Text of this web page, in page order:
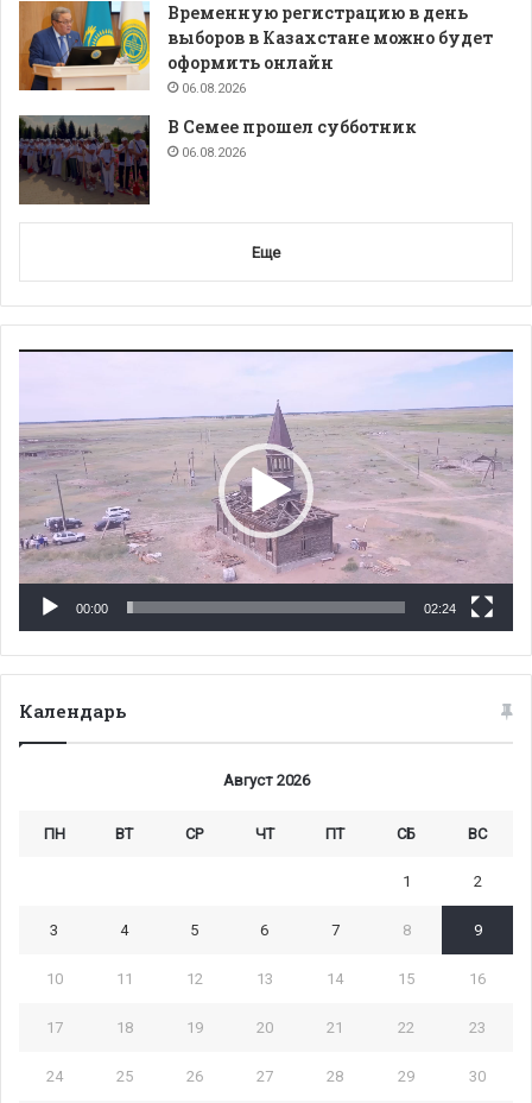
Временную регистрацию в день
выборов в Казахстане можно будет
оформить онлайн
06.08.2026
В Семее прошел субботник
06.08.2026
Еще
00:00 02:24
Календарь
Август 2026
ПН ВТ СР ЧТ ПТ СБ ВС
1 2
3 4 5 6 7 8 9
10 11 12 13 14 15 16
17 18 19 20 21 22 23
24 25 26 27 28 29 30